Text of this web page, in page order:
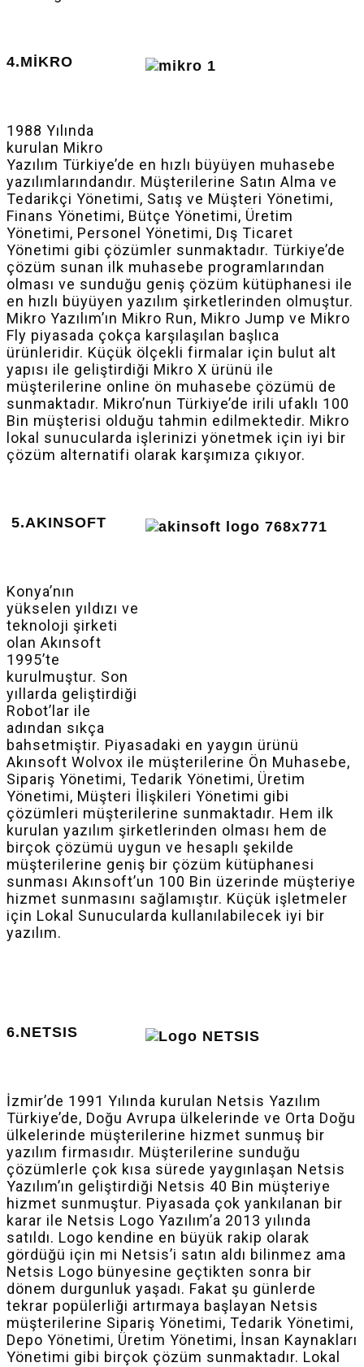
4.MİKRO
1988 Yılında
kurulan Mikro
Yazılım Türkiye’de en hızlı büyüyen muhasebe
yazılımlarındandır. Müşterilerine Satın Alma ve
Tedarikçi Yönetimi, Satış ve Müşteri Yönetimi,
Finans Yönetimi, Bütçe Yönetimi, Üretim
Yönetimi, Personel Yönetimi, Dış Ticaret
Yönetimi gibi çözümler sunmaktadır. Türkiye’de
çözüm sunan ilk muhasebe programlarından
olması ve sunduğu geniş çözüm kütüphanesi ile
en hızlı büyüyen yazılım şirketlerinden olmuştur.
Mikro Yazılım’ın Mikro Run, Mikro Jump ve Mikro
Fly piyasada çokça karşılaşılan başlıca
ürünleridir. Küçük ölçekli firmalar için bulut alt
yapısı ile geliştirdiği Mikro X ürünü ile
müşterilerine online ön muhasebe çözümü de
sunmaktadır. Mikro’nun Türkiye’de irili ufaklı 100
Bin müşterisi olduğu tahmin edilmektedir. Mikro
lokal sunucularda işlerinizi yönetmek için iyi bir
çözüm alternatifi olarak karşımıza çıkıyor.
5.AKINSOFT
Konya’nın
yükselen yıldızı ve
teknoloji şirketi
olan Akınsoft
1995’te
kurulmuştur. Son
yıllarda geliştirdiği
Robot’lar ile
adından sıkça
bahsetmiştir. Piyasadaki en yaygın ürünü
Akınsoft Wolvox ile müşterilerine Ön Muhasebe,
Sipariş Yönetimi, Tedarik Yönetimi, Üretim
Yönetimi, Müşteri İlişkileri Yönetimi gibi
çözümleri müşterilerine sunmaktadır. Hem ilk
kurulan yazılım şirketlerinden olması hem de
birçok çözümü uygun ve hesaplı şekilde
müşterilerine geniş bir çözüm kütüphanesi
sunması Akınsoft’un 100 Bin üzerinde müşteriye
hizmet sunmasını sağlamıştır. Küçük işletmeler
için Lokal Sunucularda kullanılabilecek iyi bir
yazılım.
6.NETSIS
İzmir’de 1991 Yılında kurulan Netsis Yazılım
Türkiye’de, Doğu Avrupa ülkelerinde ve Orta Doğu
ülkelerinde müşterilerine hizmet sunmuş bir
yazılım firmasıdır. Müşterilerine sunduğu
çözümlerle çok kısa sürede yaygınlaşan Netsis
Yazılım’ın geliştirdiği Netsis 40 Bin müşteriye
hizmet sunmuştur. Piyasada çok yankılanan bir
karar ile Netsis Logo Yazılım’a 2013 yılında
satıldı. Logo kendine en büyük rakip olarak
gördüğü için mi Netsis’i satın aldı bilinmez ama
Netsis Logo bünyesine geçtikten sonra bir
dönem durgunluk yaşadı. Fakat şu günlerde
tekrar popülerliği artırmaya başlayan Netsis
müşterilerine Sipariş Yönetimi, Tedarik Yönetimi,
Depo Yönetimi, Üretim Yönetimi, İnsan Kaynakları
Yönetimi gibi birçok çözüm sunmaktadır. Lokal